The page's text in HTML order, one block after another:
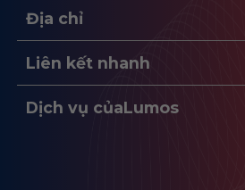
Địa chỉ
Liên kết nhanh
Dịch vụ củaLumos